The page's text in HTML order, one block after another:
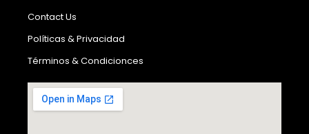
Contact Us
Políticas & Privacidad
Términos & Condicionces